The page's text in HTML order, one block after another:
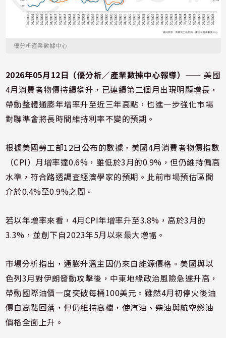
優分析產業數據中心
2026年05月12日（優分析／產業數據中心報導） ⸺ 美國
4月消費者物價持續攀升，已連續第二個月出現明顯增長，
帶動整體通膨年增率升至近三年高點，也進一步強化市場
對聯準會將長時間維持利率不變的預期。
根據美國勞工部12日公布的數據，美國4月消費者物價指數
（CPI）月增率達0.6%，雖低於3月的0.9%，但仍維持偏高
水準，符合路透調查經濟學家的預期。此前市場預估區間
介於0.4%至0.9%之間。
若以年增率來看，4月CPI年增率升至3.8%，高於3月的
3.3%，並創下自2023年5月以來最大增幅。
市場分析指出，通膨升溫主因仍來自能源價格。美國與以
色列3月對伊朗發動攻擊後，中東地緣政治風險急遽升高，
帶動國際油價一度突破每桶100美元。雖然4月初停火後油
價自高點回落，但仍維持高檔，使汽油、柴油與航空燃油
價格全面上升。